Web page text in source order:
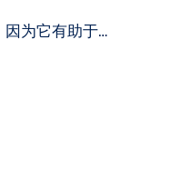
因为它有助于…